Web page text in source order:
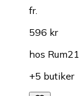
fr.
596 kr
hos Rum21
+5 butiker